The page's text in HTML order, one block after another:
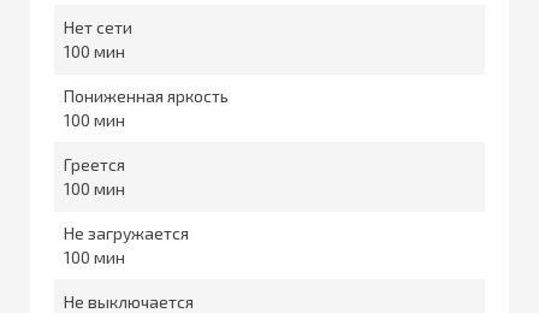
Нет сети
100
Пониженная яркость
100
Греется
100
Не загружается
100
Не выключается